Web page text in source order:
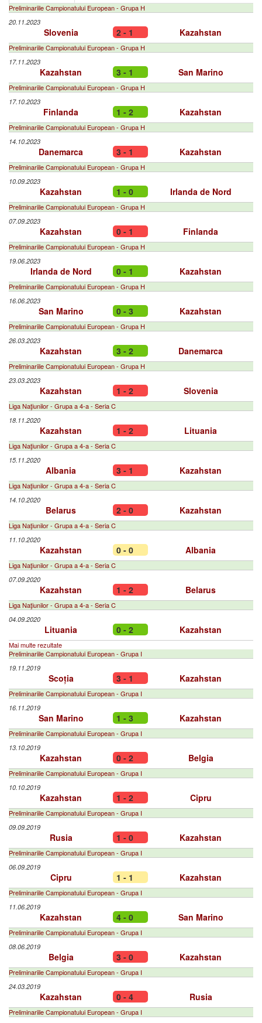
Preliminariile Campionatului European - Grupa H
20.11.2023
Slovenia 2 - 1 Kazahstan
Preliminariile Campionatului European - Grupa H
17.11.2023
Kazahstan 3 - 1 San Marino
Preliminariile Campionatului European - Grupa H
17.10.2023
Finlanda 1 - 2 Kazahstan
Preliminariile Campionatului European - Grupa H
14.10.2023
Danemarca 3 - 1 Kazahstan
Preliminariile Campionatului European - Grupa H
10.09.2023
Kazahstan 1 - 0 Irlanda de Nord
Preliminariile Campionatului European - Grupa H
07.09.2023
Kazahstan 0 - 1 Finlanda
Preliminariile Campionatului European - Grupa H
19.06.2023
Irlanda de Nord 0 - 1 Kazahstan
Preliminariile Campionatului European - Grupa H
16.06.2023
San Marino 0 - 3 Kazahstan
Preliminariile Campionatului European - Grupa H
26.03.2023
Kazahstan 3 - 2 Danemarca
Preliminariile Campionatului European - Grupa H
23.03.2023
Kazahstan 1 - 2 Slovenia
Liga Naţiunilor - Grupa a 4-a - Seria C
18.11.2020
Kazahstan 1 - 2 Lituania
Liga Naţiunilor - Grupa a 4-a - Seria C
15.11.2020
Albania 3 - 1 Kazahstan
Liga Naţiunilor - Grupa a 4-a - Seria C
14.10.2020
Belarus 2 - 0 Kazahstan
Liga Naţiunilor - Grupa a 4-a - Seria C
11.10.2020
Kazahstan 0 - 0 Albania
Liga Naţiunilor - Grupa a 4-a - Seria C
07.09.2020
Kazahstan 1 - 2 Belarus
Liga Naţiunilor - Grupa a 4-a - Seria C
04.09.2020
Lituania 0 - 2 Kazahstan
Mai multe rezultate
Preliminariile Campionatului European - Grupa I
19.11.2019
Scoția 3 - 1 Kazahstan
Preliminariile Campionatului European - Grupa I
16.11.2019
San Marino 1 - 3 Kazahstan
Preliminariile Campionatului European - Grupa I
13.10.2019
Kazahstan 0 - 2 Belgia
Preliminariile Campionatului European - Grupa I
10.10.2019
Kazahstan 1 - 2 Cipru
Preliminariile Campionatului European - Grupa I
09.09.2019
Rusia 1 - 0 Kazahstan
Preliminariile Campionatului European - Grupa I
06.09.2019
Cipru 1 - 1 Kazahstan
Preliminariile Campionatului European - Grupa I
11.06.2019
Kazahstan 4 - 0 San Marino
Preliminariile Campionatului European - Grupa I
08.06.2019
Belgia 3 - 0 Kazahstan
Preliminariile Campionatului European - Grupa I
24.03.2019
Kazahstan 0 - 4 Rusia
Preliminariile Campionatului European - Grupa I